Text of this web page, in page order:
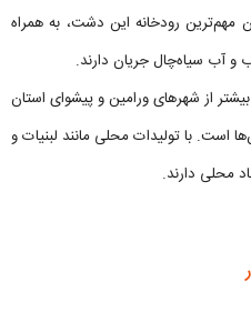
مهم‌ترین رودخانه این دشت، به همراه
و آب سیاه‌چال جریان دارند.
از شهرهای ورامین و پیشوای استان
است. با تولیدات محلی مانند لبنیات و
محلی دارند.